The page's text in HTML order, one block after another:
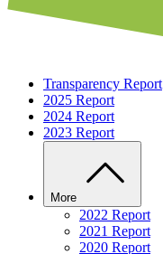
Transparency Report
2025 Report
2024 Report
2023 Report
More
2022 Report
2021 Report
2020 Report